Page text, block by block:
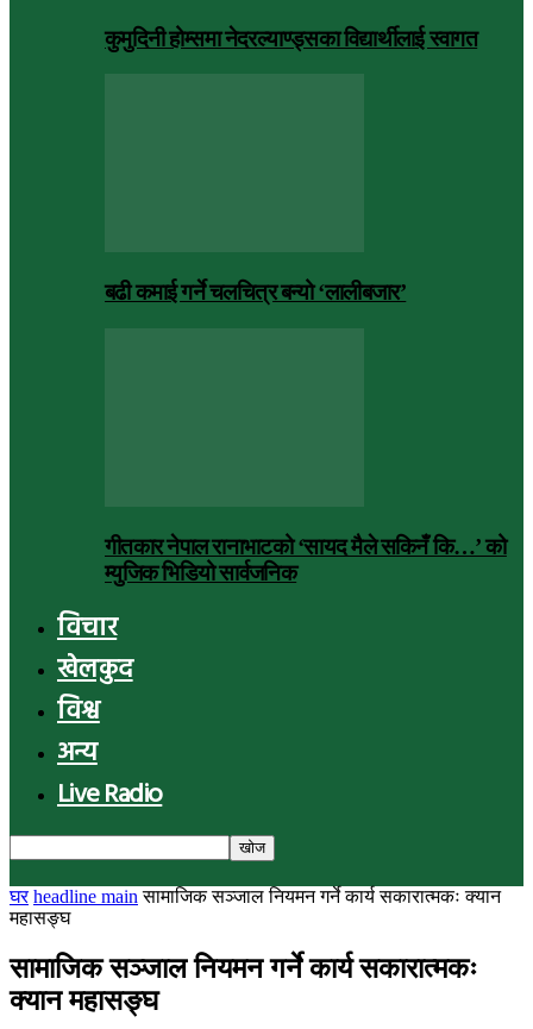
कुमुदिनी होम्समा नेदरल्याण्ड्सका विद्यार्थीलाई स्वागत
बढी कमाई गर्ने चलचित्र बन्यो ‘लालीबजार’
गीतकार नेपाल रानाभाटको ‘सायद मैले सकिनँ कि…’ को
म्युजिक भिडियो सार्वजनिक
विचार
खेलकुद
विश्व
अन्य
Live Radio
घर headline main सामाजिक सञ्जाल नियमन गर्ने कार्य सकारात्मकः क्यान
महासङ्घ
सामाजिक सञ्जाल नियमन गर्ने कार्य सकारात्मकः
क्यान महासङ्घ